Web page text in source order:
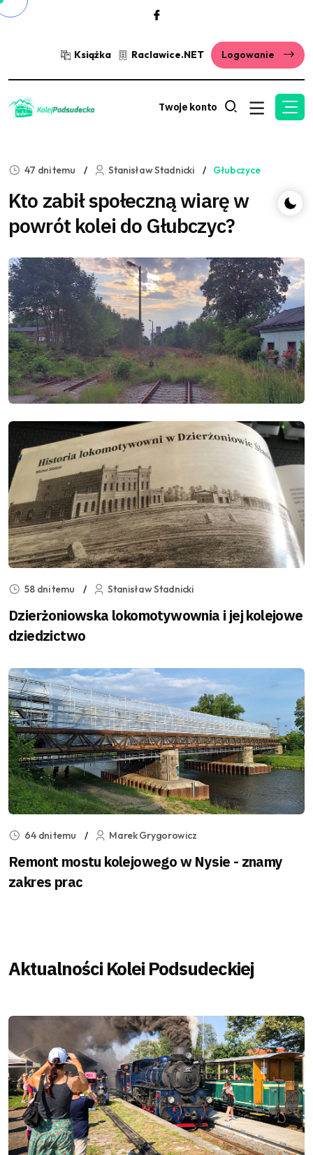
Książka Raclawice.NET Logowanie
Twoje konto
47 dni temu Stanisław Stadnicki Głubczyce
Kto zabił społeczną wiarę w
powrót kolei do Głubczyc?
58 dni temu Stanisław Stadnicki
Dzierżoniowska lokomotywownia i jej kolejowe
dziedzictwo
64 dni temu Marek Grygorowicz
Remont mostu kolejowego w Nysie - znamy
zakres prac
Aktualności Kolei Podsudeckiej